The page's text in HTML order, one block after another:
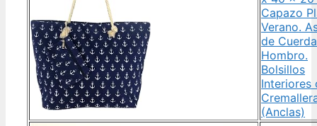
Capazo
Verano.
de
Hombro.
Bolsillos
Interiores
(Anclas)